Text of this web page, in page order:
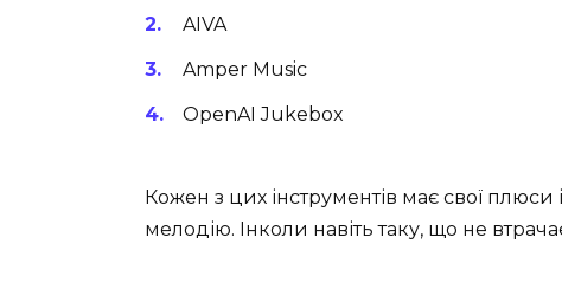
AIVA
Amper Music
OpenAI Jukebox
Кожен з цих інструментів має свої
мелодію. Інколи навіть таку, що не